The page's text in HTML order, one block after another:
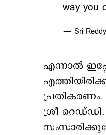
way you
— Sri Reddy
എന്നാല്‍
ശ്രീ